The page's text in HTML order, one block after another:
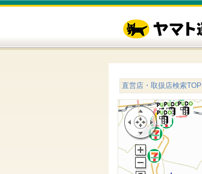
直営店・取扱店検索TOP